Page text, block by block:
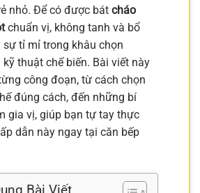
nhỏ. Để có được bát cháo
chuẩn vị, không tanh và bổ
tỉ mỉ trong khâu chọn
kỹ thuật chế biến. Bài viết này
công đoạn, từ cách chọn
đúng cách, đến những bí
gia vị, giúp bạn tự tay thực
dẫn này ngay tại căn bếp